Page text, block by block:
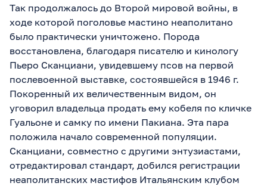
Так продолжалось до Второй мировой войны, в
ходе которой поголовье мастино неаполитано
было практически уничтожено. Порода
восстановлена, благодаря писателю и кинологу
Пьеро Сканциани, увидевшему псов на первой
послевоенной выставке, состоявшейся в 1946 г.
Покоренный их величественным видом, он
уговорил владельца продать ему кобеля по кличке
Гуальоне и самку по имени Пакиана. Эта пара
положила начало современной популяции.
Сканциани, совместно с другими энтузиастами,
отредактировал стандарт, добился регистрации
неаполитанских мастифов Итальянским клубом